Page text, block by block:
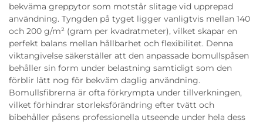
bekväma greppytor som motstår slitage vid upprepad
användning. Tyngden på tyget ligger vanligtvis mellan 140
och 200 g/m² (gram per kvadratmeter), vilket skapar en
perfekt balans mellan hållbarhet och flexibilitet. Denna
viktangivelse säkerställer att den anpassade bomullspåsen
behåller sin form under belastning samtidigt som den
förblir lätt nog för bekväm daglig användning.
Bomullsfibrerna är ofta förkrympta under tillverkningen,
vilket förhindrar storleksförändring efter tvätt och
bibehåller påsens professionella utseende under hela dess